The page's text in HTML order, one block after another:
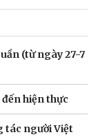
(từ ngày 27-7
hiện thực
tác người Việt